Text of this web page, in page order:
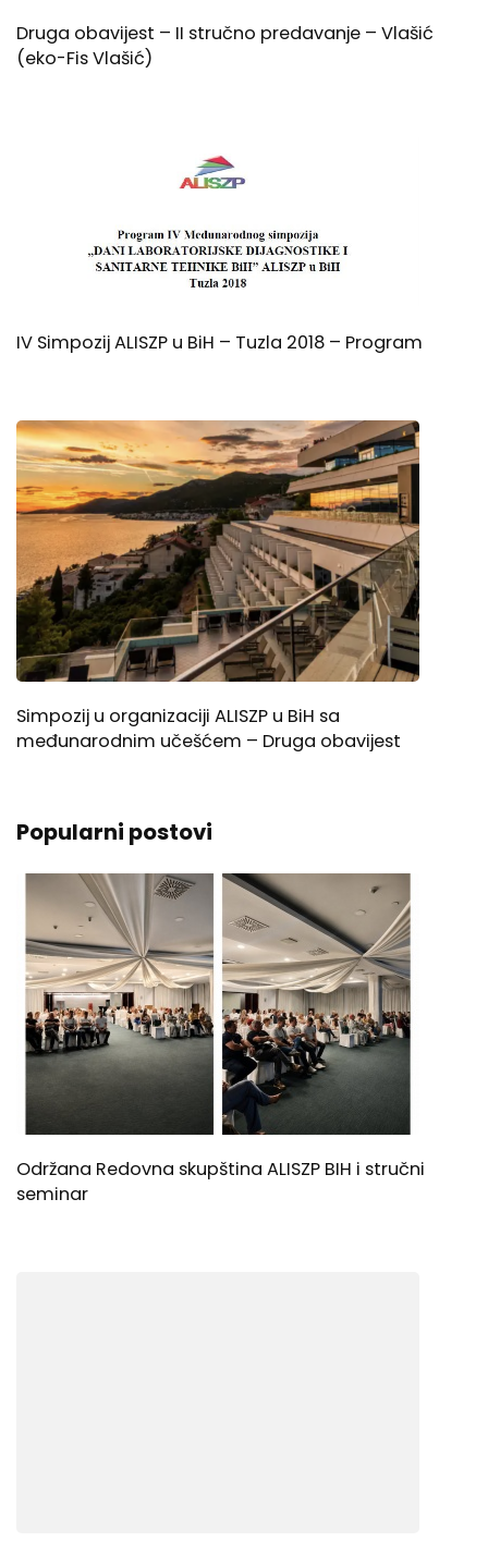
Druga obavijest – II stručno predavanje – Vlašić
(eko-Fis Vlašić)
IV Simpozij ALISZP u BiH – Tuzla 2018 – Program
Simpozij u organizaciji ALISZP u BiH sa
međunarodnim učešćem – Druga obavijest
Popularni postovi
Održana Redovna skupština ALISZP BIH i stručni
seminar